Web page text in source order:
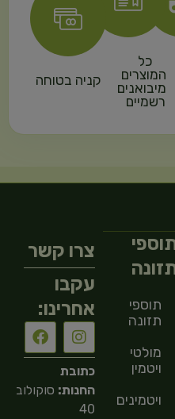
כל
המוצרים
מיבואנים
רשמיים
קניה בטוחה
תוספי
תזונה
מולטי
ויטמין
ויטמינים
צרו קשר
עקבו
אחרינו:
כתובת
החנות: סוקולוב
40